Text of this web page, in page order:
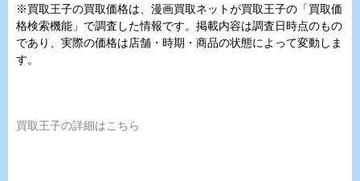
※買取王子の買取価格は、漫画買取ネットが買取王子の「買取価
格検索機能」で調査した情報です。掲載内容は調査日時点のもの
であり、実際の価格は店舗・時期・商品の状態によって変動しま
す。
買取王子の詳細はこちら